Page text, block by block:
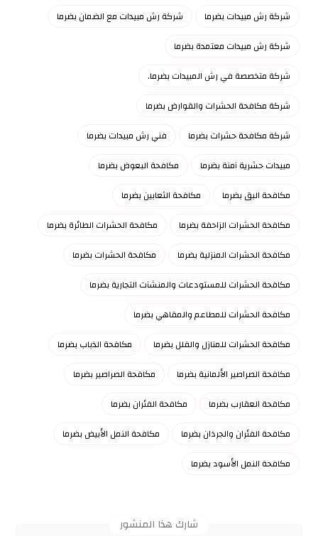
شركة رش مبيدات بضرما
شركة رش مبيدات مع الضمان بضرما
شركة رش مبيدات معتمدة بضرما
شركة متخصصة في رش المبيدات بضرما.
شركة مكافحة الحشرات والقوارض بضرما
شركة مكافحة حشرات بضرما
فني رش مبيدات بضرما
مبيدات حشرية آمنة بضرما
مكافحة البعوض بضرما
مكافحة البق بضرما
مكافحة الثعابين بضرما
مكافحة الحشرات الزاحفة بضرما
مكافحة الحشرات الطائرة بضرما
مكافحة الحشرات المنزلية بضرما
مكافحة الحشرات بضرما
مكافحة الحشرات للمستودعات والمنشآت التجارية بضرما
مكافحة الحشرات للمطاعم والمقاهي بضرما
مكافحة الحشرات للمنازل والفلل بضرما
مكافحة الذباب بضرما
مكافحة الصراصير الألمانية بضرما
مكافحة الصراصير بضرما
مكافحة العقارب بضرما
مكافحة الفئران بضرما
مكافحة الفئران والجرذان بضرما
مكافحة النمل الأبيض بضرما
مكافحة النمل الأسود بضرما